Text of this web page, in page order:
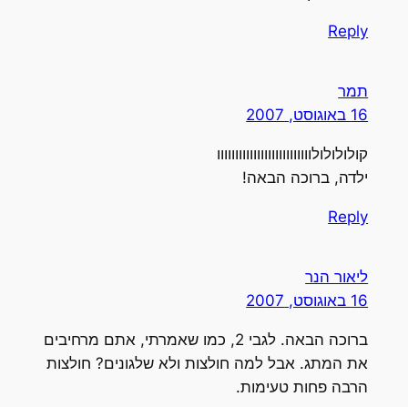
Reply
תמר
16 באוגוסט, 2007
קולולולולוווווווווווווווווווווווווו
ילדה, ברוכה הבאה!
Reply
ליאור הנר
16 באוגוסט, 2007
ברוכה הבאה. לגבי 2, כמו שאמרתי, אתם מרחיבים
את המתג. אבל למה חולצות ולא שלגונים? חולצות
הרבה פחות טעימות.